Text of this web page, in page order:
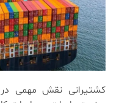
کشتیرانی نقش مهمی در